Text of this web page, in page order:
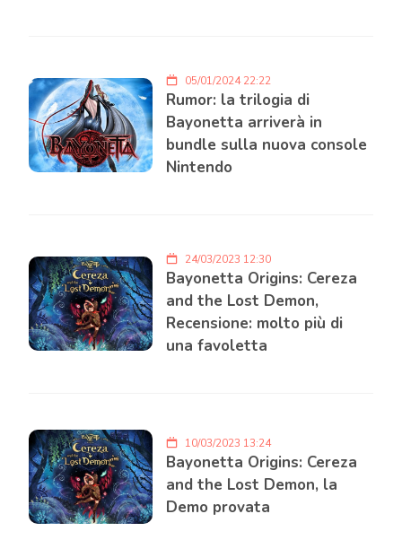
05/01/2024 22:22
Rumor: la trilogia di
Bayonetta arriverà in
bundle sulla nuova console
Nintendo
24/03/2023 12:30
Bayonetta Origins: Cereza
and the Lost Demon,
Recensione: molto più di
una favoletta
10/03/2023 13:24
Bayonetta Origins: Cereza
and the Lost Demon, la
Demo provata